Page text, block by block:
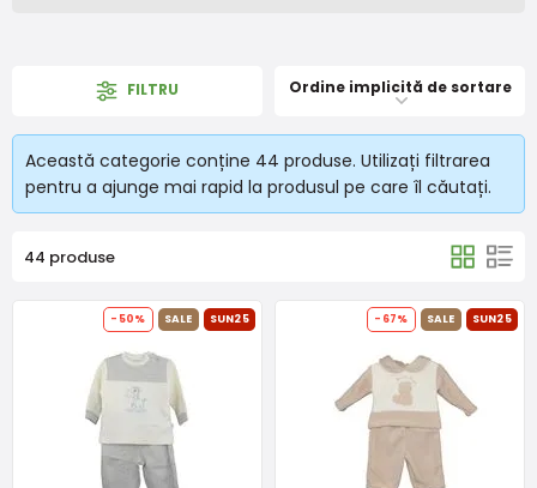
FILTRU Ordine implicită de sortare
Această categorie conține 44 produse. Utilizați filtrarea
pentru a ajunge mai rapid la produsul pe care îl căutați.
44 produse
-50% SALE SUN25 -67% SALE SUN25